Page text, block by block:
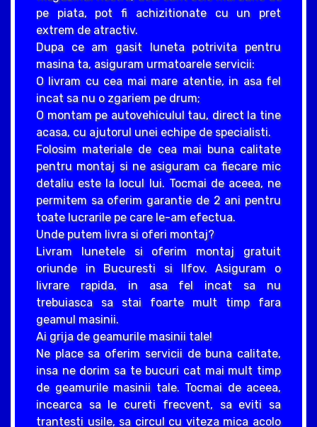
pe piata, pot fi achizitionate cu un pret
extrem de atractiv.
Dupa ce am gasit luneta potrivita pentru
masina ta, asiguram urmatoarele servicii:
O livram cu cea mai mare atentie, in asa fel
incat sa nu o zgariem pe drum;
O montam pe autovehiculul tau, direct la tine
acasa, cu ajutorul unei echipe de specialisti.
Folosim materiale de cea mai buna calitate
pentru montaj si ne asiguram ca fiecare mic
detaliu este la locul lui. Tocmai de aceea, ne
permitem sa oferim garantie de 2 ani pentru
toate lucrarile pe care le-am efectua.
Unde putem livra si oferi montaj?
Livram lunetele si oferim montaj gratuit
oriunde in Bucuresti si Ilfov. Asiguram o
livrare rapida, in asa fel incat sa nu
trebuiasca sa stai foarte mult timp fara
geamul masinii.
Ai grija de geamurile masinii tale!
Ne place sa oferim servicii de buna calitate,
insa ne dorim sa te bucuri cat mai mult timp
de geamurile masinii tale. Tocmai de aceea,
incearca sa le cureti frecvent, sa eviti sa
trantesti usile, sa circul cu viteza mica acolo